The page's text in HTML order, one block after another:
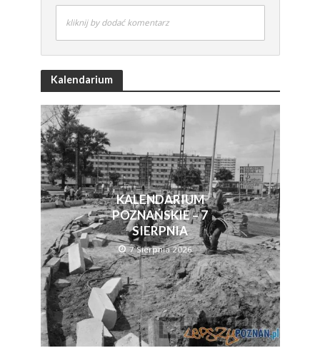
kliknij by dodać komentarz
Kalendarium
KALENDARIUM
POZNAŃSKIE – 7
SIERPNIA
7 Sierpnia 2026